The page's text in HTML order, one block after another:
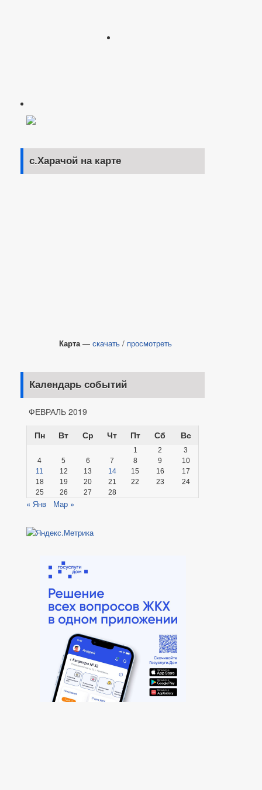
с.Харачой на карте
Карта— скачать / просмотреть
Календарь событий
ФЕВРАЛЬ 2019
Пн
Вт Ср Чт Пт Сб Вс
1 2
3
4
5 6 7 8 9
10
11
12 13 14 15 16
17
18
19 20 21 22 23
24
25
26 27 28
« Янв Мар »